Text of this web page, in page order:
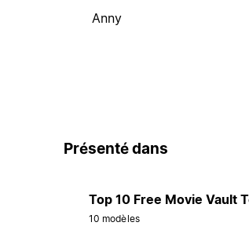
Anny
Présenté dans
Top 10 Free Movie Vault
10 modèles